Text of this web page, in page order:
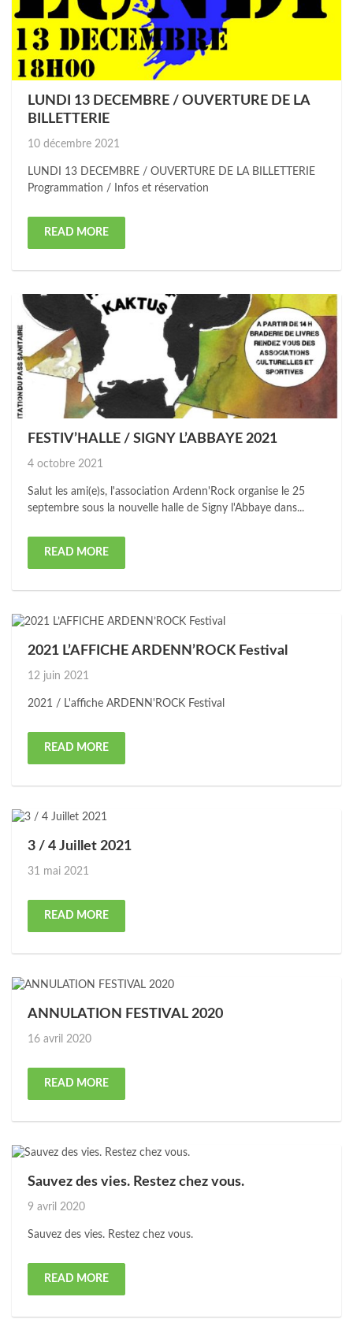
LUNDI 13 DECEMBRE / OUVERTURE DE LA
BILLETTERIE
Posted
10 décembre 2021
LUNDI 13 DECEMBRE / OUVERTURE DE LA BILLETTERIE
Programmation / Infos et réservation
READ MORE
FESTIV’HALLE / SIGNY L’ABBAYE 2021
Posted
4 octobre 2021
Salut les ami(e)s, l'association Ardenn'Rock organise le 25
septembre sous la nouvelle halle de Signy l'Abbaye dans...
READ MORE
2021 L’AFFICHE ARDENN’ROCK Festival
Posted
12 juin 2021
2021 / L'affiche ARDENN'ROCK Festival
READ MORE
3 / 4 Juillet 2021
Posted
31 mai 2021
READ MORE
ANNULATION FESTIVAL 2020
Posted
16 avril 2020
READ MORE
Sauvez des vies. Restez chez vous.
Posted
9 avril 2020
Sauvez des vies. Restez chez vous.
READ MORE